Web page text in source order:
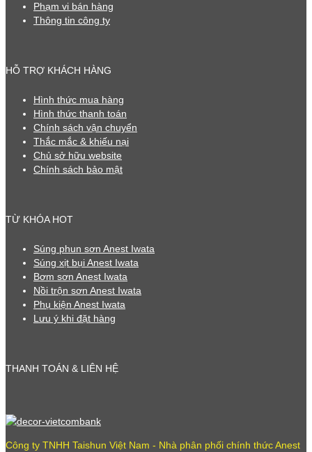
Phạm vi bán hàng
Thông tin công ty
HỖ TRỢ KHÁCH HÀNG
Hình thức mua hàng
Hình thức thanh toán
Chính sách vận chuyển
Thắc mắc & khiếu nại
Chủ sở hữu website
Chính sách bảo mật
TỪ KHÓA HOT
Súng phun sơn Anest Iwata
Súng xịt bụi Anest Iwata
Bơm sơn Anest Iwata
Nồi trộn sơn Anest Iwata
Phụ kiện Anest Iwata
Lưu ý khi đặt hàng
THANH TOÁN & LIÊN HỆ
Công ty TNHH Taishun Việt Nam - Nhà phân phối chính thức Anest